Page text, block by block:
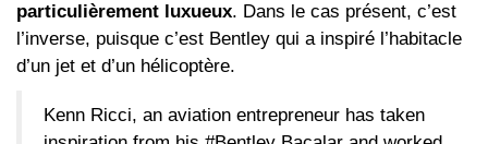
particulièrement luxueux. Dans le cas présent, c’est
l’inverse, puisque c’est Bentley qui a inspiré l’habitacle
d’un jet et d’un hélicoptère.
Kenn Ricci, an aviation entrepreneur has taken